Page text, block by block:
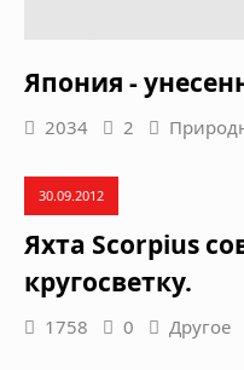
Япония -
2034 2
30.09.2012
Яхта Scorpius
кругосветку.
1758 0 Другое